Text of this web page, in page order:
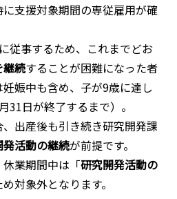
支援対象期間の専従雇用が確
従事するため、これまでどお
継続することが困難になった者
娠中も含め、子が9歳に達し
31日が終了するまで）。
産後も引き続き研究開発課
発活動の継続が前提です。
業期間中は「研究開発活動の
対象外となります。